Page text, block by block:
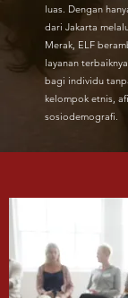
luas. Dengan
dari Jakarta
Merak, ELF
layanan
bagi individu
kelompok etnis,
sosiodemografi.